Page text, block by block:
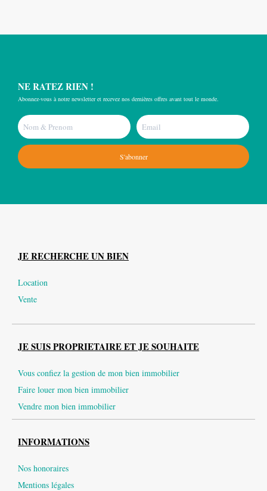
NE RATEZ RIEN !
Abonnez-vous à notre newsletter et recevez nos dernières offres avant tout le monde.
S'abonner
JE RECHERCHE UN BIEN
Location
Vente
JE SUIS PROPRIETAIRE ET JE SOUHAITE
Vous confiez la gestion de mon bien immobilier
Faire louer mon bien immobilier
Vendre mon bien immobilier
INFORMATIONS
Nos honoraires
Mentions légales